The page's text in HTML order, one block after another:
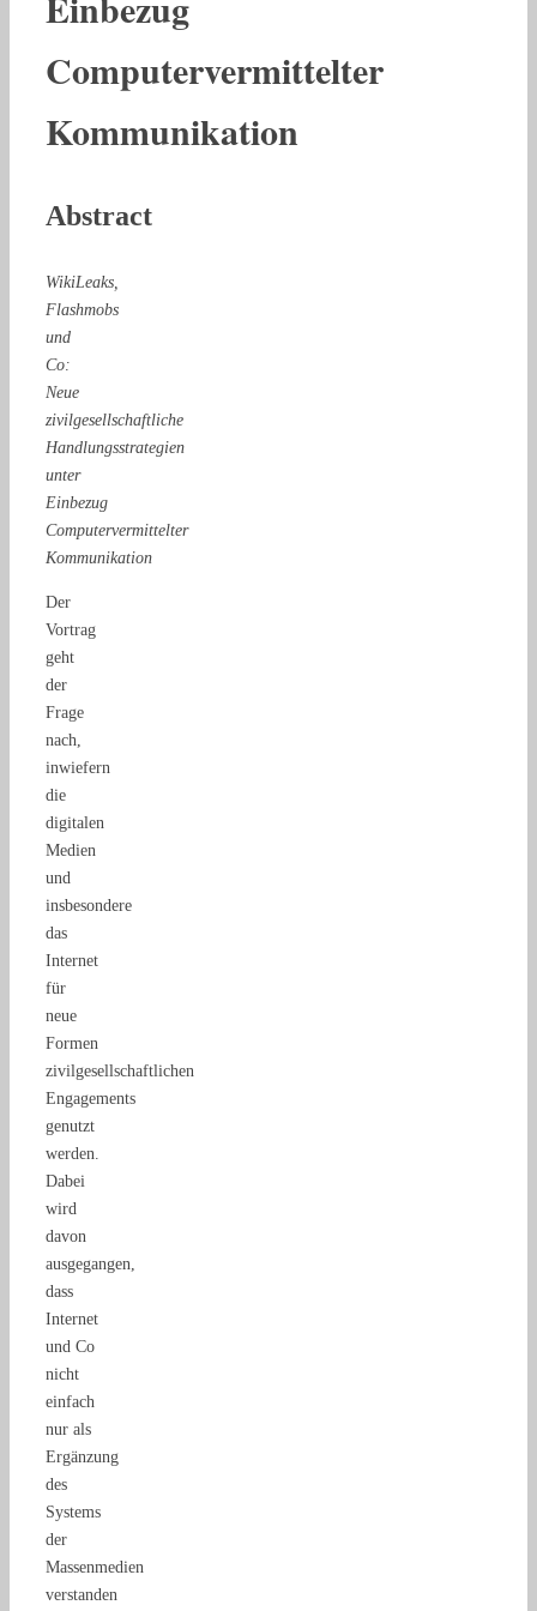
Computervermittelter
Kommunikation
Abstract
WikiLeaks,
Flashmobs
und
Co:
Neue
zivilgesellschaftliche
Handlungsstrategien
unter
Einbezug
Computervermittelter
Kommunikation
Der
Vortrag
geht
der
Frage
nach,
inwiefern
die
digitalen
Medien
und
insbesondere
das
Internet
für
neue
Formen
zivilgesellschaftlichen
Engagements
genutzt
werden.
Dabei
wird
davon
ausgegangen,
dass
Internet
und Co
nicht
einfach
nur als
Ergänzung
des
Systems
der
Massenmedien
verstanden